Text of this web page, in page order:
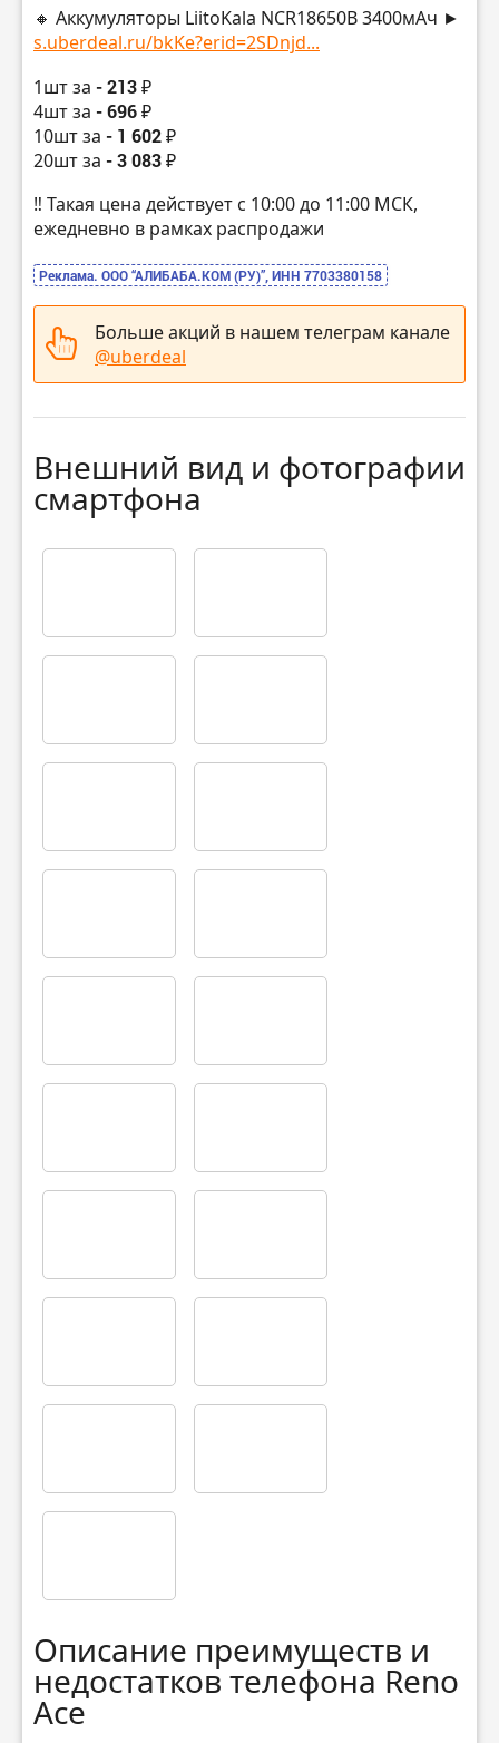
🔸 Аккумуляторы LiitoKala NCR18650B 3400мАч ►
s.uberdeal.ru/bkKe?erid=2SDnjd...
1шт за - 213 ₽
4шт за - 696 ₽
10шт за - 1 602 ₽
20шт за - 3 083 ₽
‼️ Такая цена действует с 10:00 до 11:00 МСК,
ежедневно в рамках распродажи
Реклама. ООО “АЛИБАБА.КОМ (РУ)”, ИНН 7703380158
Больше акций в нашем телеграм канале
@uberdeal
Внешний вид и фотографии
смартфона
Описание преимуществ и
недостатков телефона Reno
Ace